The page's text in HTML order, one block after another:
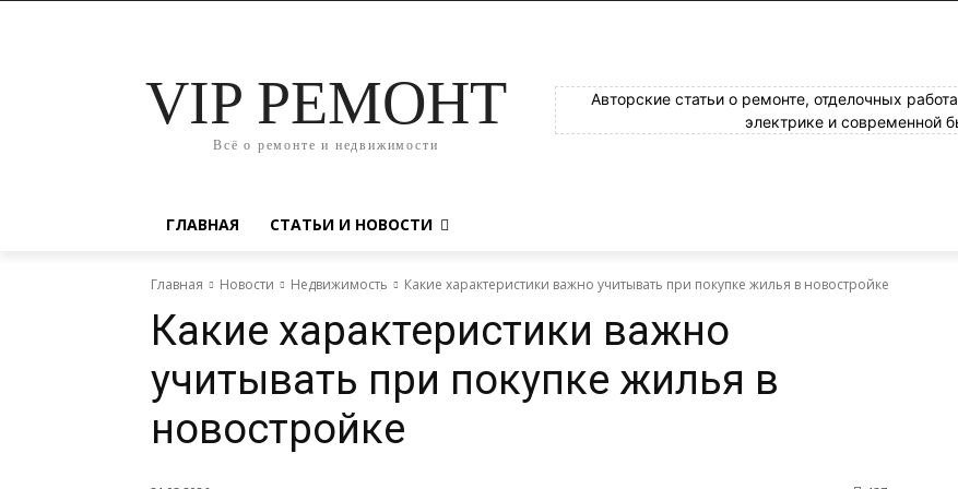
VIP РЕМОНТ
Всё о ремонте и недвижимости
Авторские статьи о ремонте, отделочных
электрике и современной
ГЛАВНАЯ СТАТЬИ И НОВОСТИ
Главная Новости Недвижимость Какие характеристики важно учитывать при покупке жилья в новостройке
Какие характеристики важно
учитывать при покупке жилья в
новостройке